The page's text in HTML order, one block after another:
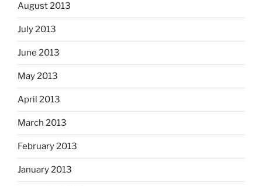
August 2013
July 2013
June 2013
May 2013
April 2013
March 2013
February 2013
January 2013